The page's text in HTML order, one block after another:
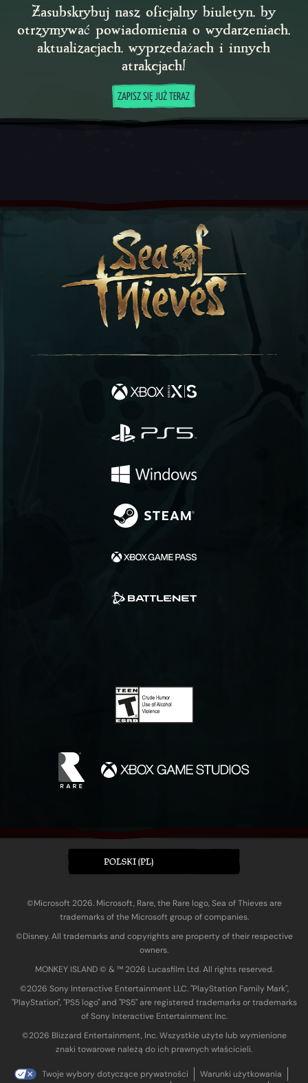
Zasubskrybuj nasz oficjalny biuletyn, by
otrzymywać powiadomienia o wydarzeniach,
aktualizacjach, wyprzedażach i innych
atrakcjach!
ZAPISZ SIĘ JUŻ TERAZ
POLSKI (PL)
©Microsoft 2026. Microsoft, Rare, the Rare logo, Sea of Thieves are
trademarks of the Microsoft group of companies.
©Disney. All trademarks and copyrights are property of their respective
owners.
MONKEY ISLAND © & ™ 20‍26 Lucasfilm Ltd. All rights reserved.
©2026 Sony Interactive Entertainment LLC. "PlayStation Family Mark",
"PlayStation", "PS5 logo" and "PS5" are registered trademarks or trademarks
of Sony Interactive Entertainment Inc.
©2026 Blizzard Entertainment, Inc. Wszystkie użyte lub wymienione
znaki towarowe należą do ich prawnych właścicieli.
Twoje wybory dotyczące prywatności
Warunki użytkowania